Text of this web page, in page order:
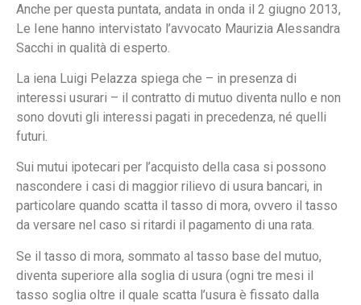
Anche per questa puntata, andata in onda il 2 giugno 2013,
Le Iene hanno intervistato l’avvocato Maurizia Alessandra
Sacchi in qualità di esperto.
La iena Luigi Pelazza spiega che – in presenza di
interessi usurari – il contratto di mutuo diventa nullo e non
sono dovuti gli interessi pagati in precedenza, né quelli
futuri.
Sui mutui ipotecari per l’acquisto della casa si possono
nascondere i casi di maggior rilievo di usura bancari, in
particolare quando scatta il tasso di mora, ovvero il tasso
da versare nel caso si ritardi il pagamento di una rata.
Se il tasso di mora, sommato al tasso base del mutuo,
diventa superiore alla soglia di usura (ogni tre mesi il
tasso soglia oltre il quale scatta l’usura è fissato dalla